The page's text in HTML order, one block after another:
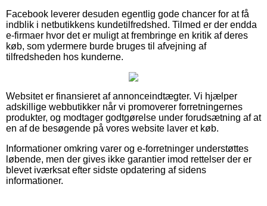
Facebook leverer desuden egentlig gode chancer for at få
indblik i netbutikkens kundetilfredshed. Tilmed er der endda
e-firmaer hvor det er muligt at frembringe en kritik af deres
køb, som ydermere burde bruges til afvejning af
tilfredsheden hos kunderne.
Websitet er finansieret af annonceindtægter. Vi hjælper
adskillige webbutikker når vi promoverer forretningernes
produkter, og modtager godtgørelse under forudsætning af at
en af de besøgende på vores website laver et køb.
Informationer omkring varer og e-forretninger understøttes
løbende, men der gives ikke garantier imod rettelser der er
blevet iværksat efter sidste opdatering af sidens
informationer.